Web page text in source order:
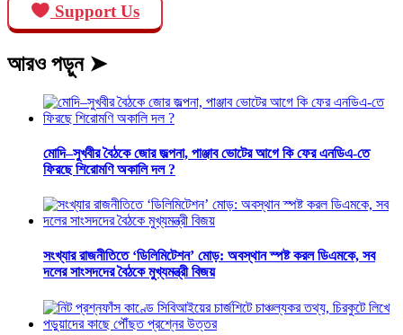
Support Us
আরও পড়ুন ➤
মোদি–সুখবীর বৈঠকে জোর জল্পনা, পাঞ্জাব ভোটের আগে কি ফের এনডিএ-তে
ফিরছে শিরোমণি অকালি দল ?
সংখ্যার রাজনীতিতে ‘ডিলিমিটেশন’ মোড়: অবস্থান স্পষ্ট করল ডিএমকে, সব
দলের সাংসদদের বৈঠকে মুখ্যমন্ত্রী বিজয়